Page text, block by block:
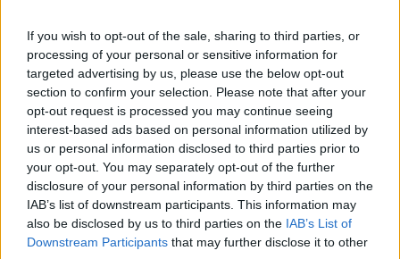
If you wish to opt-out of the sale, sharing to third parties, or
processing of your personal or sensitive information for
targeted advertising by us, please use the below opt-out
section to confirm your selection. Please note that after your
opt-out request is processed you may continue seeing
interest-based ads based on personal information utilized by
us or personal information disclosed to third parties prior to
your opt-out. You may separately opt-out of the further
disclosure of your personal information by third parties on the
IAB’s list of downstream participants. This information may
also be disclosed by us to third parties on the IAB’s List of
Downstream Participants that may further disclose it to other
Jalkapallon MM – lippujen hinnat
Lippujen hinnat vaihtelevat kirjaimellisesti ääripäästä
toiseen. USA:n suurimpien kaupunkien tiketit ovat
luonnollisesti todella kalliita, ja sama on myös Kanadan ja
Meksikon kohdalla ainakin silloin, kun isäntämaa on tulessa.
FIFA:n lippusivustolta löytyvä Marketplace on paras paikka,
mikäli etsit lippuja huokeammalla hinnalla. Myös luotetut